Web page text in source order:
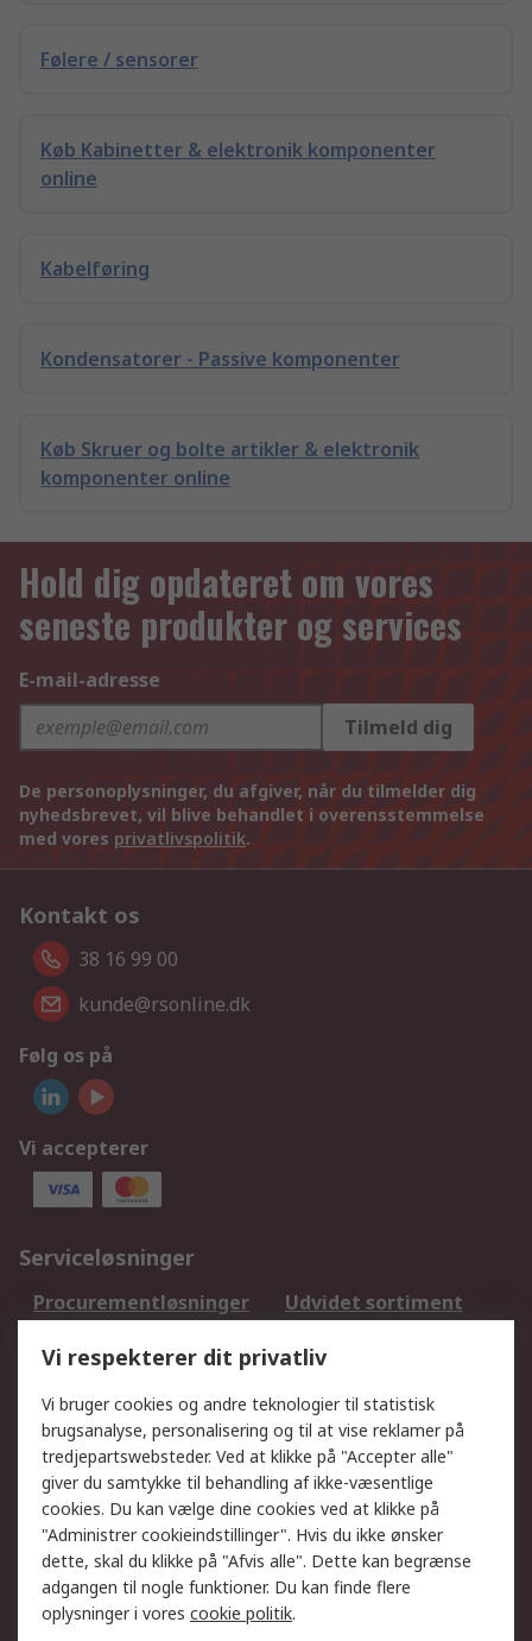
Følere / sensorer
Køb Kabinetter & elektronik komponenter
online
Kabelføring
Kondensatorer - Passive komponenter
Køb Skruer og bolte artikler & elektronik
komponenter online
Hold dig opdateret om vores
seneste produkter og services
E-mail-adresse
Tilmeld dig
De personoplysninger, du afgiver, når du tilmelder dig
nyhedsbrevet, vil blive behandlet i overensstemmelse
med vores privatlivspolitik.
Kontakt os
38 16 99 00
kunde@rsonline.dk
Følg os på
Vi accepterer
Serviceløsninger
Procurementløsninger
Udvidet sortiment
DesignSpark
Teknisk Support
Dit lokale salgsteam
Eksportløsninger
Support
Få hjælp
Returnering
Levering
Spor min ordre
Fakturakopi
Betalingsmuligheder
Fordele med Mit RS
Okdo
Vi respekterer dit privatliv
Vi bruger cookies og andre teknologier til statistisk
brugsanalyse, personalisering og til at vise reklamer på
tredjepartswebsteder. Ved at klikke på "Accepter alle"
giver du samtykke til behandling af ikke-væsentlige
cookies. Du kan vælge dine cookies ved at klikke på
"Administrer cookieindstillinger". Hvis du ikke ønsker
dette, skal du klikke på "Afvis alle". Dette kan begrænse
adgangen til nogle funktioner. Du kan finde flere
oplysninger i vores cookie politik.